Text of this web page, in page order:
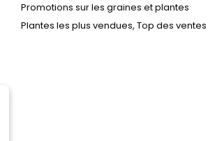
Promotions sur les graines et plantes
Plantes les plus vendues, Top des ventes